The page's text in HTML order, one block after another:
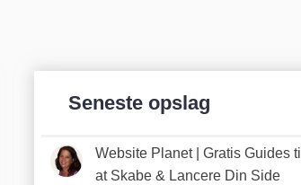
Seneste opslag
Website Planet | Gratis Guides til
at Skabe & Lancere Din Side